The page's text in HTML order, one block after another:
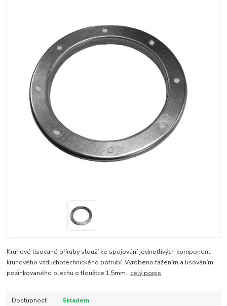
Kruhové lisované příruby slouží ke spojování jednotlivých komponent
kruhového vzduchotechnického potrubí. Vyrobeno tažením a lisováním
pozinkovaného plechu o tloušťce 1,5mm. celý popis
Dostupnost
Skladem